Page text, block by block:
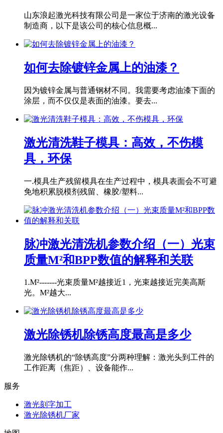
山东浪起激光科技有限公司是一家位于济南的激光设备
制造商，以下是该公司的核心信息概...
如何去除镀锌金属上的油漆？
因为镀锌金属与普通钢材不同。我需要考虑油漆下面的
涂层，而不仅仅是表面的油漆。要去...
激光清洗鞋子模具：高效，不伤模
具，环保
一.模具生产残留模具在生产过程中，模具表面会不可避
免地积累脱模剂残留、橡胶/塑料...
脉冲激光清洗机参数介绍（一）光束
质量M²和BPP数值的解释和关联
1.M²-------光束质量M²越接近1，光束越接近完美高斯
光。M²越大...
激光除锈机除锈高度最高是多少
激光除锈机的“除锈高度”分两种理解：激光头到工件的
工作距离（焦距）、设备能作...
服务
激光刻字加工
激光除锈机厂家